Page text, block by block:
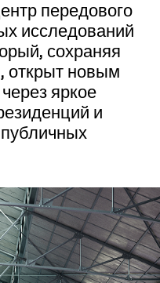
передового
исследований
сохраняя
открыт новым
яркое
и